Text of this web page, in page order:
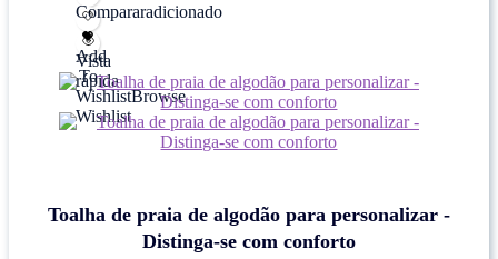
Compararadicionado
Add
To
WishlistBrowse
Wishlist
Vista
rápida
Toalha de praia de algodão para personalizar -
Distinga-se com conforto